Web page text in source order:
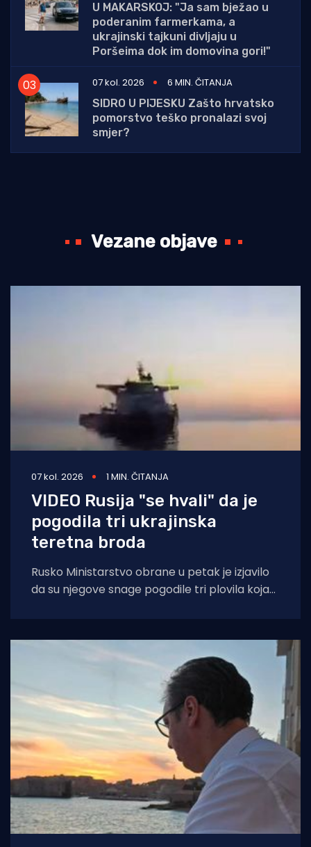
U MAKARSKOJ: "Ja sam bježao u
poderanim farmerkama, a
ukrajinski tajkuni divljaju u
Poršeima dok im domovina gori!"
07 kol. 2026
6 MIN. ČITANJA
SIDRO U PIJESKU Zašto hrvatsko
pomorstvo teško pronalazi svoj
smjer?
Vezane objave
07 kol. 2026 1 MIN. ČITANJA
VIDEO Rusija "se hvali" da je
pogodila tri ukrajinska
teretna broda
Rusko Ministarstvo obrane u petak je izjavilo
da su njegove snage pogodile tri plovila koja